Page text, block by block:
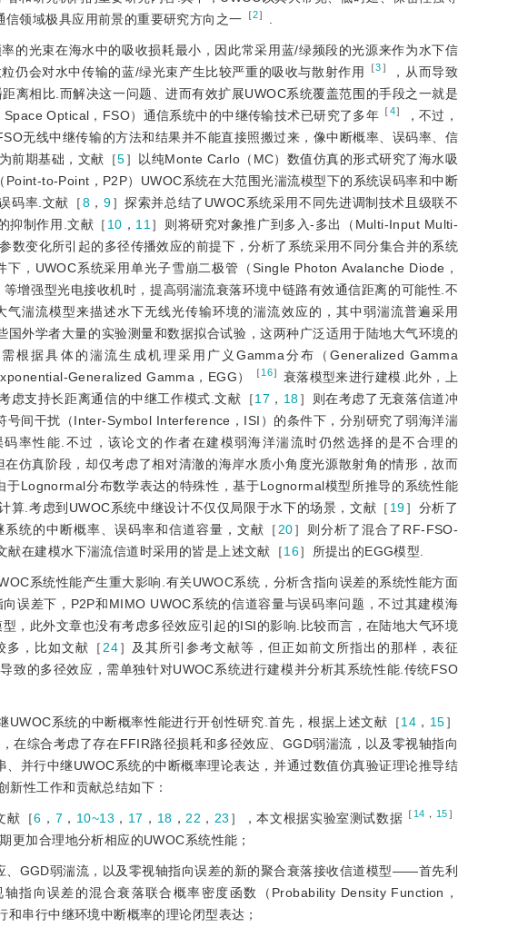
领域极具应用前景的重要研究方向之一 ［2］
的光束在海水中的吸收损耗最小，因此常采用蓝/绿频段的光源来作为水下信
仍会对水中传输的蓝/绿光束产生比较严重的吸收与散射作用
［3］
，从而导致
离相比.而解决这一问题、进而有效扩展UWOC系统覆盖范围的手段之一就是
Space Optical，FSO）通信系统中的中继传输技术已研究了多年 ［4］
，不过，
无线中继传输的方法和结果并不能直接照搬过来，像中断概率、误码率、信
前期基础，文献［5］以纯Monte Carlo（MC）数值仿真的形式研究了海水吸
Point-to-Point，P2P）UWOC系统在大范围光湍流模型下的系统误码率和中断
码率.文献［8 ， 9］探索并总结了UWOC系统采用不同先进调制技术且级联不
抑制作用.文献［ 10 ， 11 ］则将研究对象推广到多入-多出（Multi-Input Multi-
变化所引起的多径传播效应的前提下，分析了系统采用不同分集合并的系统
下，UWOC系统采用单光子雪崩二极管（Single Photon Avalanche Diode，
增强型光电接收机时，提高弱湍流衰落环境中链路有效通信距离的可能性.不
湍流模型来描述水下无线光传输环境的湍流效应的，其中弱湍流普遍采用
外学者大量的实验测量和数据拟合试验，这两种广泛适用于陆地大气环境的
需根据具体的湍流生成机理采用广义Gamma分布（Generalized Gamma
Generalized Gamma，EGG） ［16］ 衰落模型来进行建模.此外，上
虑支持长距离通信的中继工作模式.文献［17 ， 18］则在考虑了无衰落信道冲
间干扰（Inter-Symbol Interference，ISI）的条件下，分别研究了弱海洋湍
率性能.不过，该论文的作者在建模弱海洋湍流时仍然选择的是不合理的
仿真阶段，却仅考虑了相对清澈的海岸水质小角度光源散射角的情形，故而
Lognormal分布数学表达的特殊性，基于Lognormal模型所推导的系统性能
.考虑到UWOC系统中继设计不仅仅局限于水下的场景，文献［ 19］分析了
统的中断概率、误码率和信道容量，文献［ 20］则分析了混合了RF-FSO-
在建模水下湍流信道时采用的皆是上述文献［16］所提出的EGG模型.
系统性能产生重大影响 .有关UWOC系统，分析含指向误差的系统性能方面
向误差下，P2P和MIMO UWOC系统的信道容量与误码率问题，不过其建模海
，此外文章也没有考虑多径效应引起的ISI的影响.比较而言，在陆地大气环境
多，比如文献［ 24］及其所引参考文献等，但正如前文所指出的那样，表征
致的多径效应，需单独针对UWOC系统进行建模并分析其系统性能.传统FSO
系统的中断概率性能进行开创性研究.首先，根据上述文献［14 ， 15］
在综合考虑了存在FFIR路径损耗和多径效应、GGD弱湍流，以及零视轴指向
并行中继UWOC系统的中断概率理论表达，并通过数值仿真验证理论推导结
新性工作和贡献总结如下：
献［6 ， 7 ， 10~13 ， 17 ， 18 ， 22 ， 23 ］，本文根据实验室测试数据 ［ 14 ， 15］
更加合理地分析相应的UWOC系统性能；
、GGD弱湍流，以及零视轴指向误差的新的聚合衰落接收信道模型——首先利
指向误差的混合衰落联合概率密度函数（Probability Density Function，
串行中继环境中断概率的理论闭型表达；